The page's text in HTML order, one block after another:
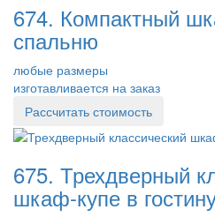
674. Компактный
спальню
любые размеры
изготавливается на заказ
Рассчитать стоимость
675. Трехдверный
шкаф-купе в